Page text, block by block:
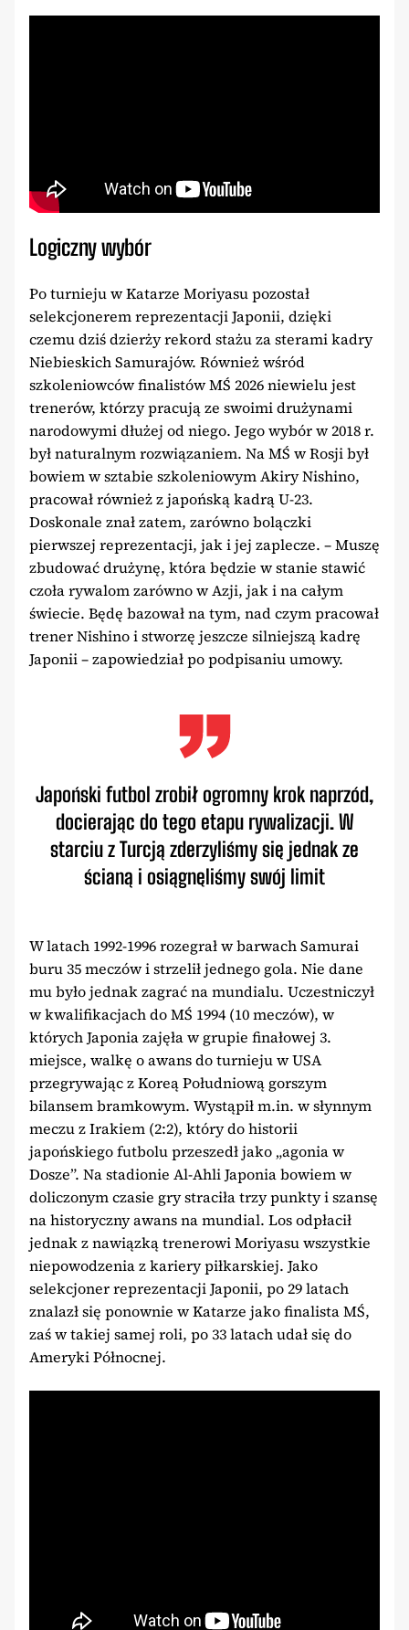
Logiczny wybór
Po turnieju w Katarze Moriyasu pozostał
selekcjonerem reprezentacji Japonii, dzięki
czemu dziś dzierży rekord stażu za sterami kadry
Niebieskich Samurajów. Również wśród
szkoleniowców finalistów MŚ 2026 niewielu jest
trenerów, którzy pracują ze swoimi drużynami
narodowymi dłużej od niego. Jego wybór w 2018 r.
był naturalnym rozwiązaniem. Na MŚ w Rosji był
bowiem w sztabie szkoleniowym Akiry Nishino,
pracował również z japońską kadrą U-23.
Doskonale znał zatem, zarówno bolączki
pierwszej reprezentacji, jak i jej zaplecze. – Muszę
zbudować drużynę, która będzie w stanie stawić
czoła rywalom zarówno w Azji, jak i na całym
świecie. Będę bazował na tym, nad czym pracował
trener Nishino i stworzę jeszcze silniejszą kadrę
Japonii – zapowiedział po podpisaniu umowy.
Japoński futbol zrobił ogromny krok naprzód,
docierając do tego etapu rywalizacji. W
starciu z Turcją zderzyliśmy się jednak ze
ścianą i osiągnęliśmy swój limit
W latach 1992-1996 rozegrał w barwach Samurai
buru 35 meczów i strzelił jednego gola. Nie dane
mu było jednak zagrać na mundialu. Uczestniczył
w kwalifikacjach do MŚ 1994 (10 meczów), w
których Japonia zajęła w grupie finałowej 3.
miejsce, walkę o awans do turnieju w USA
przegrywając z Koreą Południową gorszym
bilansem bramkowym. Wystąpił m.in. w słynnym
meczu z Irakiem (2:2), który do historii
japońskiego futbolu przeszedł jako „agonia w
Dosze”. Na stadionie Al-Ahli Japonia bowiem w
doliczonym czasie gry straciła trzy punkty i szansę
na historyczny awans na mundial. Los odpłacił
jednak z nawiązką trenerowi Moriyasu wszystkie
niepowodzenia z kariery piłkarskiej. Jako
selekcjoner reprezentacji Japonii, po 29 latach
znalazł się ponownie w Katarze jako finalista MŚ,
zaś w takiej samej roli, po 33 latach udał się do
Ameryki Północnej.